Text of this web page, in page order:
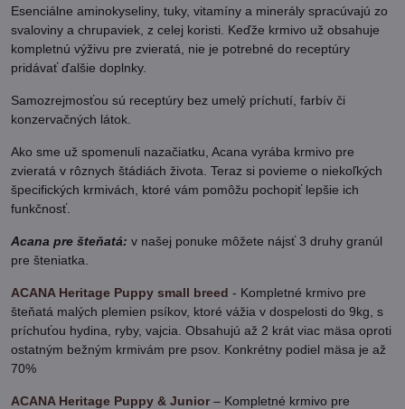
Esenciálne aminokyseliny, tuky, vitamíny a minerály spracúvajú zo
svaloviny a chrupaviek, z celej koristi. Keďže krmivo už obsahuje
kompletnú výživu pre zvieratá, nie je potrebné do receptúry
pridávať ďalšie doplnky.
Samozrejmosťou sú receptúry bez umelý príchutí, farbív či
konzervačných látok.
Ako sme už spomenuli nazačiatku, Acana vyrába krmivo pre
zvieratá v rôznych štádiách života. Teraz si povieme o niekoľkých
špecifických krmivách, ktoré vám pomôžu pochopiť lepšie ich
funkčnosť.
Acana pre šteňatá: v našej ponuke môžete nájsť 3 druhy granúl
pre šteniatka.
ACANA Heritage Puppy small breed - Kompletné krmivo pre
šteňatá malých plemien psíkov, ktoré vážia v dospelosti do 9kg, s
príchuťou hydina, ryby, vajcia. Obsahujú až 2 krát viac mäsa oproti
ostatným bežným krmivám pre psov. Konkrétny podiel mäsa je až
70%
ACANA Heritage Puppy & Junior– Kompletné krmivo pre